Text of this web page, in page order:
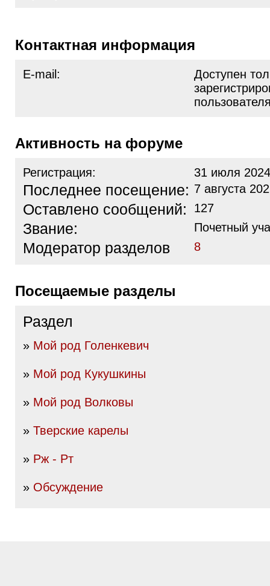
Контактная информация
E-mail:
Доступен
Активность на форуме
Регистрация: 31 июля
Последнее посещение: 7 августа
Оставлено сообщений: 127
Звание: Почетный
Модератор разделов 8
Посещаемые разделы
Раздел
» Мой род Голенкевич
» Мой род Кукушкины
» Мой род Волковы
» Тверские карелы
» Рж - Рт
» Обсуждение